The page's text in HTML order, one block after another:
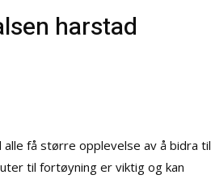
harstad
få større opplevelse av å bidra til
til fortøyning er viktig og kan